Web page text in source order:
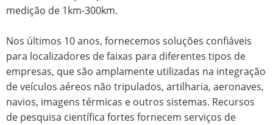
medição de 1km-300km.
Nos últimos 10 anos, fornecemos soluções confiáveis ​​
para localizadores de faixas para diferentes tipos de
empresas, que são amplamente utilizadas na integração
de veículos aéreos não tripulados, artilharia, aeronaves,
navios, imagens térmicas e outros sistemas. Recursos
de pesquisa científica fortes fornecem serviços de